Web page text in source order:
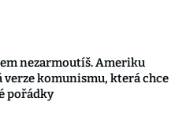
nezarmoutíš. Ameriku
verze komunismu, která chce
pořádky